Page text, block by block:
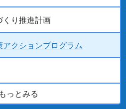
くり推進計画
クションプログラム
もっとみる